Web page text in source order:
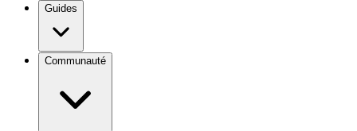
Guides
Communauté